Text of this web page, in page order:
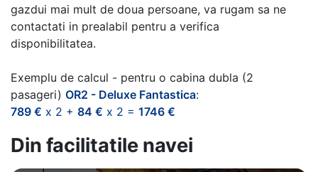
gazdui mai mult de doua persoane, va rugam sa ne
contactati in prealabil pentru a verifica
disponibilitatea.
Exemplu de calcul - pentru o cabina dubla (2
pasageri) OR2 - Deluxe Fantastica:
789 € x 2 + 84 € x 2 = 1746 €
Din facilitatile navei